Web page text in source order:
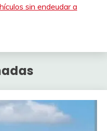
sin endeudar a